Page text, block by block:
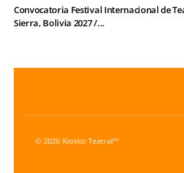
Convocatoria Festival Internacional de
Sierra, Bolivia 2027 /...
© 2026 Kiosko Teatral™